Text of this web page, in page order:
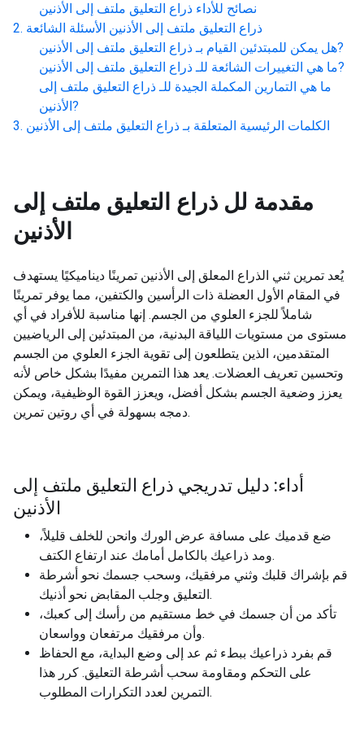
نصائح للأداء ذراع التعليق ملتف إلى الأذنين
ذراع التعليق ملتف إلى الأذنين الأسئلة الشائعة
هل يمكن للمبتدئين القيام بـ ذراع التعليق ملتف إلى الأذنين
?
ما هي التغييرات الشائعة للـ ذراع التعليق ملتف إلى الأذنين
?
ما هي التمارين المكملة الجيدة للـ ذراع التعليق ملتف إلى
الأذنين?
الكلمات الرئيسية المتعلقة بـ ذراع التعليق ملتف إلى الأذنين
مقدمة لل ذراع التعليق ملتف إلى
الأذنين
يُعد تمرين ثني الذراع المعلق إلى الأذنين تمرينًا ديناميكيًا يستهدف
في المقام الأول العضلة ذات الرأسين والكتفين، مما يوفر تمرينًا
شاملاً للجزء العلوي من الجسم. إنها مناسبة للأفراد في أي
مستوى من مستويات اللياقة البدنية، من المبتدئين إلى الرياضيين
المتقدمين، الذين يتطلعون إلى تقوية الجزء العلوي من الجسم
وتحسين تعريف العضلات. يعد هذا التمرين مفيدًا بشكل خاص لأنه
يعزز وضعية الجسم بشكل أفضل، ويعزز القوة الوظيفية، ويمكن
دمجه بسهولة في أي روتين تمرين.
أداء: دليل تدريجي ذراع التعليق ملتف إلى
الأذنين
ضع قدميك على مسافة عرض الورك وانحن للخلف قليلاً،
ومد ذراعيك بالكامل أمامك عند ارتفاع الكتف.
قم بإشراك قلبك وثني مرفقيك، وسحب جسمك نحو أشرطة
التعليق وجلب المقابض نحو أذنيك.
تأكد من أن جسمك في خط مستقيم من رأسك إلى كعبك،
وأن مرفقيك مرتفعان وواسعان.
قم بفرد ذراعيك ببطء ثم عد إلى وضع البداية، مع الحفاظ
على التحكم ومقاومة سحب أشرطة التعليق. كرر هذا
التمرين لعدد التكرارات المطلوب.